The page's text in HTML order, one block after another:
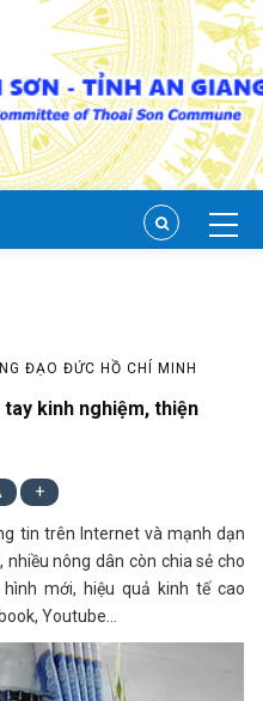
ĐẠO ĐỨC HỒ CHÍ MINH
kinh nghiệm, thiện
+
tin trên Internet và mạnh dạn
nông dân còn chia sẻ cho
mới, hiệu quả kinh tế cao
Youtube…